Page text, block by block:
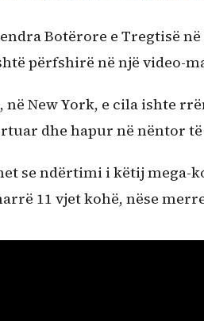
Botërore e Tregtisë
përfshirë në një video-
në New York, e cila ishte
dhe hapur në nëntor
se ndërtimi i këtij mega-
11 vjet kohë, nëse